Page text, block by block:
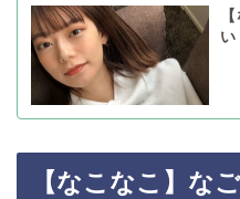
【なこなこ】な